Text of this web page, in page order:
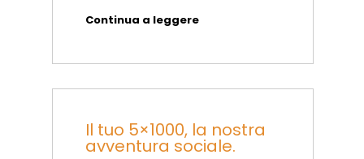
Continua a leggere
Il tuo 5×1000, la nostra
avventura sociale.